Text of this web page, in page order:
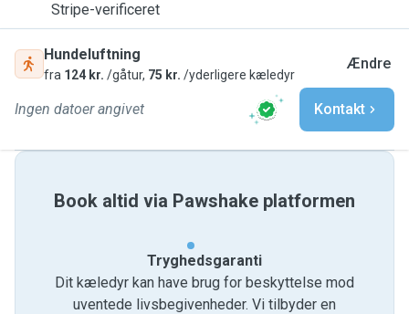
Stripe-verificeret
Hundeluftning
fra 124 kr. /gåtur, 75 kr. /yderligere kæledyr
Ændre
Ingen datoer angivet Kontakt
Book altid via Pawshake platformen
Tryghedsgaranti
Dit kæledyr kan have brug for beskyttelse mod
uventede livsbegivenheder. Vi tilbyder en